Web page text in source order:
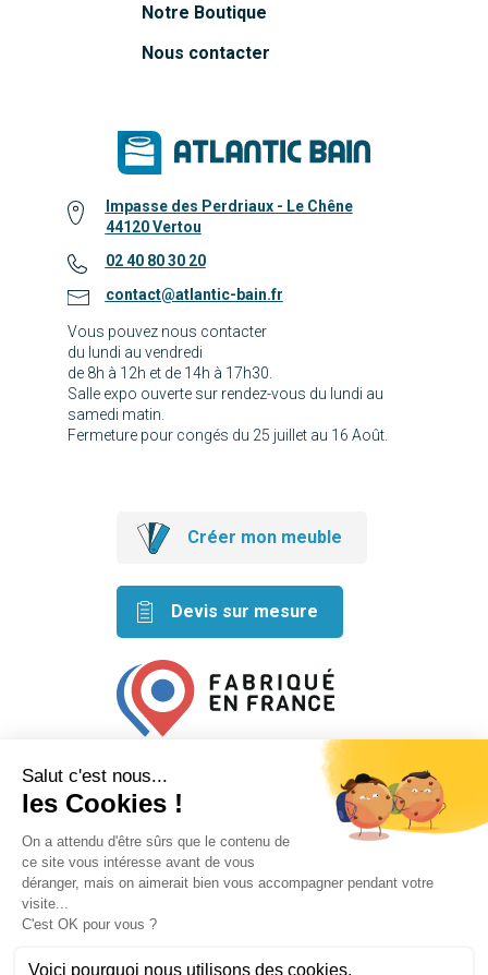
Notre Boutique
Nous contacter
Impasse des Perdriaux - Le Chêne
44120 Vertou
02 40 80 30 20
contact@atlantic-bain.fr
Vous pouvez nous contacter
du lundi au vendredi
de 8h à 12h et de 14h à 17h30.
Salle expo ouverte sur rendez-vous du lundi au
samedi matin.
Fermeture pour congés du 25 juillet au 16 Août.
Créer mon meuble
Devis sur mesure
Retrouvez nos idées créatives
sur les réseaux